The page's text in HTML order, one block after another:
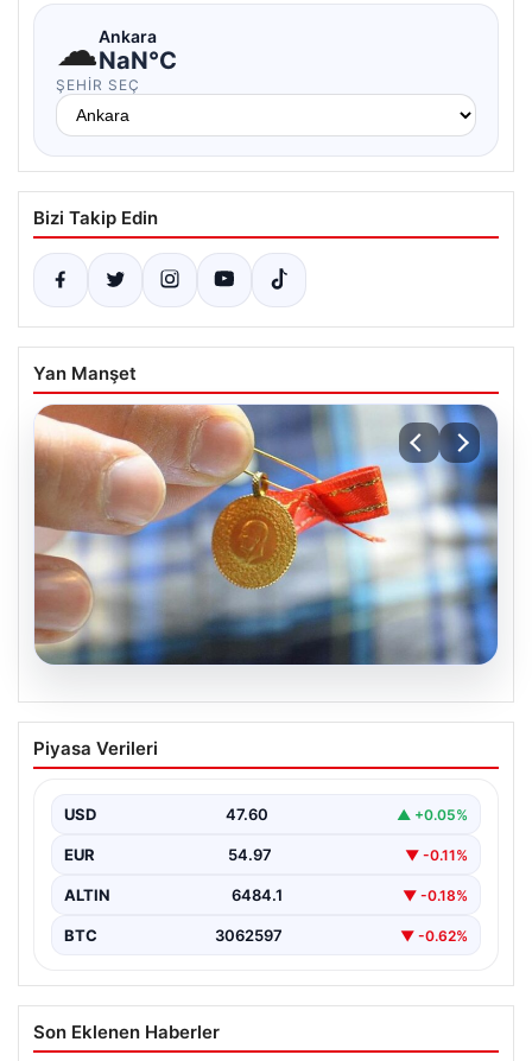
☁Ankara
NaN°C
ŞEHIR SEÇ
Bizi Takip Edin
Yan Manşet
05.08.2026
Altın fiyatları canlı 8 Nisan 2026: Altın
fiyatları ne kadar oldu? Gram, çeyrek,
fiyatları
Piyasa Verileri
USD 47.60 ▲ +0.05%
EUR 54.97 ▼ -0.11%
ALTIN 6484.1 ▼ -0.18%
BTC 3062597 ▼ -0.62%
Son Eklenen Haberler